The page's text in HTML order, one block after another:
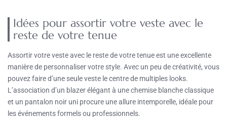
Idées pour assortir votre veste avec le
reste de votre tenue
Assortir votre veste avec le reste de votre tenue est une excellente
manière de personnaliser votre style. Avec un peu de créativité, vous
pouvez faire d’une seule veste le centre de multiples looks.
L’association d’un blazer élégant à une chemise blanche classique
et un pantalon noir uni procure une allure intemporelle, idéale pour
les événements formels ou professionnels.